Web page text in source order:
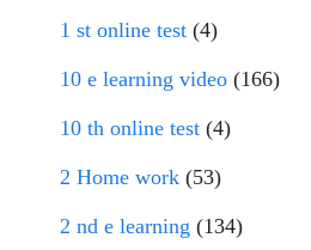
1 st online test (4)
10 e learning video (166)
10 th online test (4)
2 Home work (53)
2 nd e learning (134)